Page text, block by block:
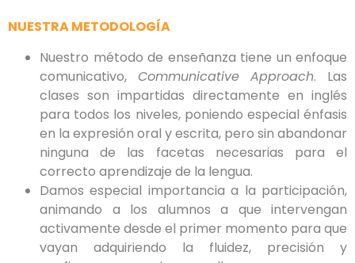
NUESTRA METODOLOGÍA
Nuestro método de enseñanza tiene un enfoque
comunicativo, Communicative Approach. Las
clases son impartidas directamente en inglés
para todos los niveles, poniendo especial énfasis
en la expresión oral y escrita, pero sin abandonar
ninguna de las facetas necesarias para el
correcto aprendizaje de la lengua.
Damos especial importancia a la participación,
animando a los alumnos a que intervengan
activamente desde el primer momento para que
vayan adquiriendo la fluidez, precisión y